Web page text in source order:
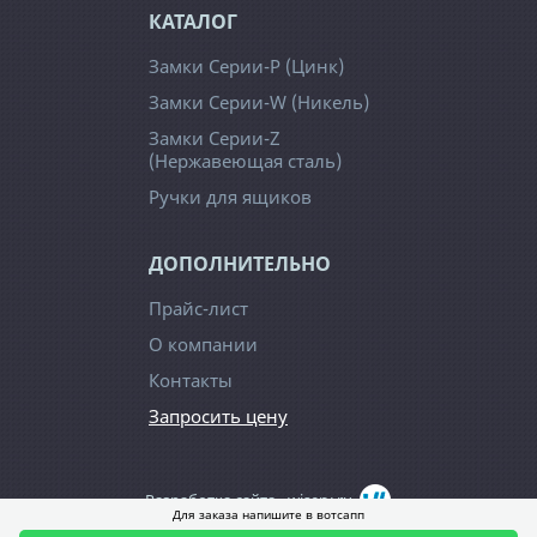
Для заказа напишите в вотсапп
КАТАЛОГ
Замки Серии-Р (Цинк)
Замки Серии-W (Никель)
Замки Серии-Z
(Нержавеющая сталь)
Ручки для ящиков
ДОПОЛНИТЕЛЬНО
Прайс-лист
О компании
Контакты
Запросить цену
Разработка сайта -wiserv.ru